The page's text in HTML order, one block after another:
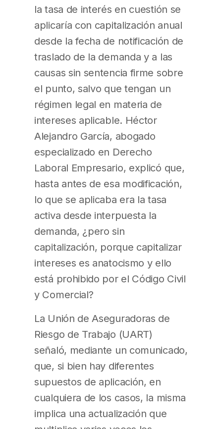
la tasa de interés en cuestión se
aplicaría con capitalización anual
desde la fecha de notificación de
traslado de la demanda y a las
causas sin sentencia firme sobre
el punto, salvo que tengan un
régimen legal en materia de
intereses aplicable. Héctor
Alejandro García, abogado
especializado en Derecho
Laboral Empresario, explicó que,
hasta antes de esa modificación,
lo que se aplicaba era la tasa
activa desde interpuesta la
demanda, ¿pero sin
capitalización, porque capitalizar
intereses es anatocismo y ello
está prohibido por el Código Civil
y Comercial?
La Unión de Aseguradoras de
Riesgo de Trabajo (UART)
señaló, mediante un comunicado,
que, si bien hay diferentes
supuestos de aplicación, en
cualquiera de los casos, la misma
implica una actualización que